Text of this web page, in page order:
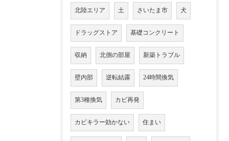
北陸エリア 土 さいたま市 犬
ドラッグストア 基礎コンクリート
収納 北側の部屋 新築トラブル
壁内部 逆転結露 24時間換気
第3種換気 カビ再発
カビキラー効かない 住まい